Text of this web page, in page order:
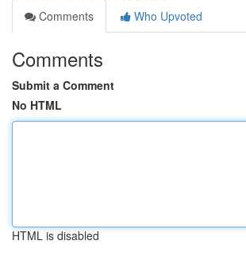
Comments
Who Upvoted
Comments
Submit a Comment
No HTML
HTML is disabled